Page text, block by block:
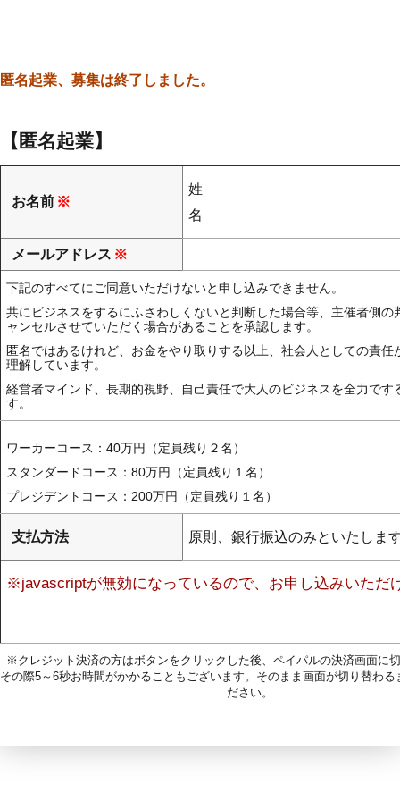
匿名起業、募集は終了しました。
【匿名起業】
お名前 ※
姓
名
メールアドレス ※
下記のすべてにご同意いただけないと申し込みできません。
共にビジネスをするにふさわしくないと判断した場合等、主催者側の
ャンセルさせていただく場合があることを承認します。
匿名ではあるけれど、お金をやり取りする以上、社会人としての責任
理解しています。
経営者マインド、長期的視野、自己責任で大人のビジネスを全力です
す。
ワーカーコース：40万円（定員残り２名）
スタンダードコース：80万円（定員残り１名）
プレジデントコース：200万円（定員残り１名）
支払方法 原則、銀行振込のみといたしま
※javascriptが無効になっているので、お申し込みいただ
※クレジット決済の方はボタンをクリックした後、ペイパルの決済画面に
その際5～6秒お時間がかかることもございます。そのまま画面が切り替わ
ださい。